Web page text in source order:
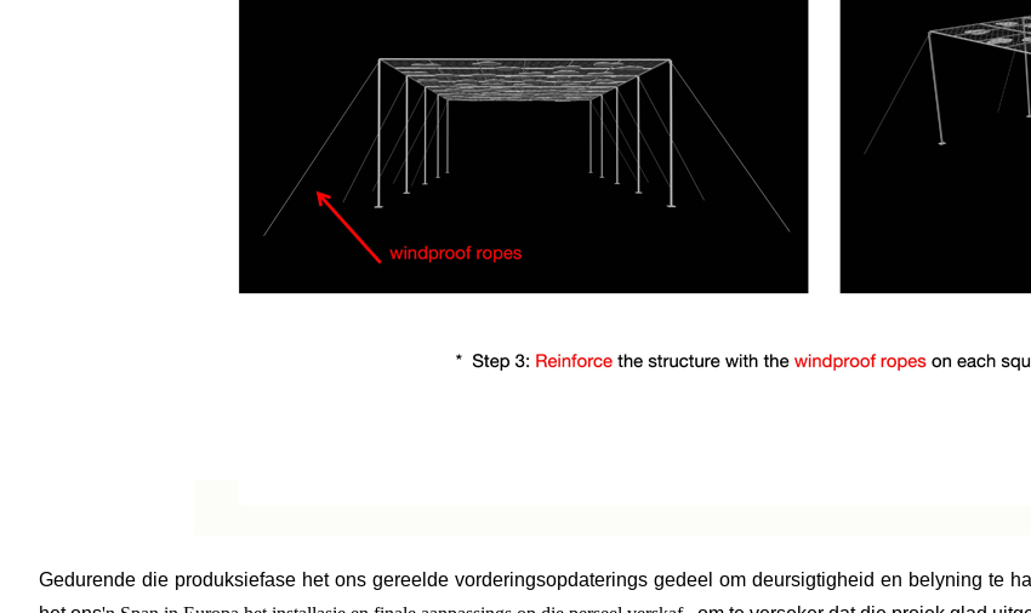
Gedurende die produksiefase het ons gereelde vorderingsopdaterings gedeel om deursigtigheid en belyning te